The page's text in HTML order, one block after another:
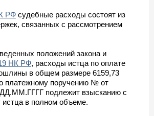
РФ судебные расходы состоят из
связанных с рассмотрением
положений закона и
НК РФ, расходы истца по оплате
в общем размере 6159,73
платежному поручению № от
подлежит взысканию с
истца в полном объеме.